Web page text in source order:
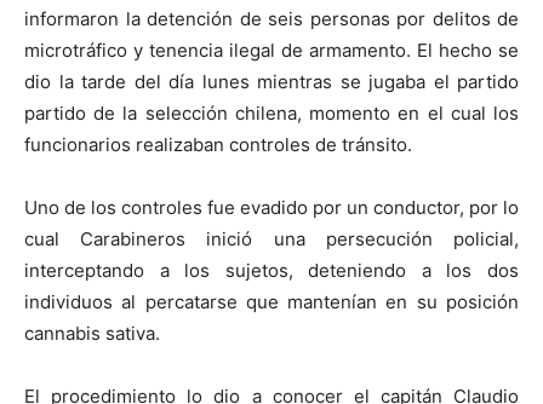
informaron la detención de seis personas por delitos de
microtráfico y tenencia ilegal de armamento. El hecho se
dio la tarde del día lunes mientras se jugaba el partido
partido de la selección chilena, momento en el cual los
funcionarios realizaban controles de tránsito.
Uno de los controles fue evadido por un conductor, por lo
cual Carabineros inició una persecución policial,
interceptando a los sujetos, deteniendo a los dos
individuos al percatarse que mantenían en su posición
cannabis sativa.
El procedimiento lo dio a conocer el capitán Claudio